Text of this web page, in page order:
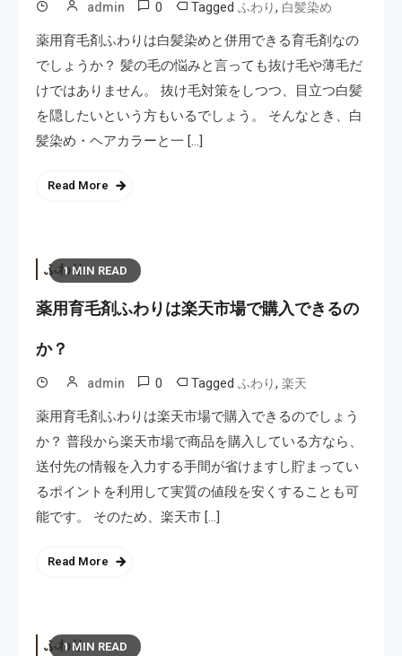
admin 0 Tagged ふわり, 白髪染め
薬用育毛剤ふわりは白髪染めと併用できる育毛剤なの
でしょうか？ 髪の毛の悩みと言っても抜け毛や薄毛だ
けではありません。 抜け毛対策をしつつ、目立つ白髪
を隠したいという方もいるでしょう。 そんなとき、白
髪染め・ヘアカラーと一 […]
Read More
1 MIN READ
ふわり
薬用育毛剤ふわりは楽天市場で購入できるの
か？
admin 0 Tagged ふわり, 楽天
薬用育毛剤ふわりは楽天市場で購入できるのでしょう
か？ 普段から楽天市場で商品を購入している方なら、
送付先の情報を入力する手間が省けますし貯まってい
るポイントを利用して実質の値段を安くすることも可
能です。 そのため、楽天市 […]
Read More
1 MIN READ
ふわり